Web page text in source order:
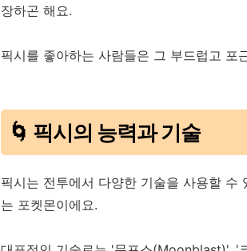
장하곤 해요.
픽시를 좋아하는 사람들은 그 부드럽고 포
🌀 픽시의 능력과 기술
픽시는 전투에서 다양한 기술을 사용할 수
는 포켓몬이에요.